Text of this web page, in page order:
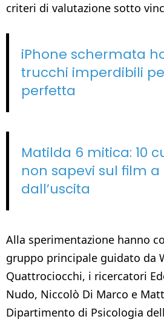
criteri di valutazione sotto
iPhone schermata
trucchi imperdibili
perfetta
Matilda 6 mitica: 10
non sapevi sul film a
dall’uscita
Alla sperimentazione hanno
gruppo principale guidato da
Quattrociocchi, i ricercatori
Nudo, Niccolò Di Marco e
Dipartimento di Psicologia